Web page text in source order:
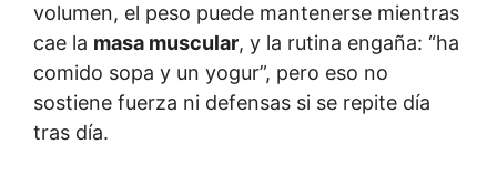
volumen, el peso puede mantenerse mientras
cae la masa muscular, y la rutina engaña: “ha
comido sopa y un yogur”, pero eso no
sostiene fuerza ni defensas si se repite día
tras día.